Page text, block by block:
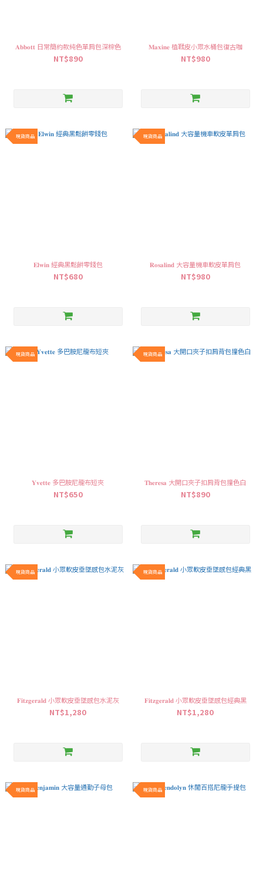
𝐀𝐛𝐛𝐨𝐭𝐭 日常簡約款純色單肩包深棕色
NT$890
𝐌𝐚𝐱𝐢𝐧𝐞 植鞣皮小眾水桶包復古咖
NT$980
現貨商品
𝐄𝐥𝐰𝐢𝐧 經典黑鬆餅零錢包
NT$680
現貨商品
𝐑𝐨𝐬𝐚𝐥𝐢𝐧𝐝 大容量機車軟皮單肩包
NT$980
現貨商品
𝐘𝐯𝐞𝐭𝐭𝐞 多巴胺尼龍布短夾
NT$650
現貨商品
𝐓𝐡𝐞𝐫𝐞𝐬𝐚 大開口夾子扣肩背包撞色白
NT$890
現貨商品
𝐅𝐢𝐭𝐳𝐠𝐞𝐫𝐚𝐥𝐝 小眾軟皮垂墜感包水泥灰
NT$1,280
現貨商品
𝐅𝐢𝐭𝐳𝐠𝐞𝐫𝐚𝐥𝐝 小眾軟皮垂墜感包經典黑
NT$1,280
現貨商品 現貨商品